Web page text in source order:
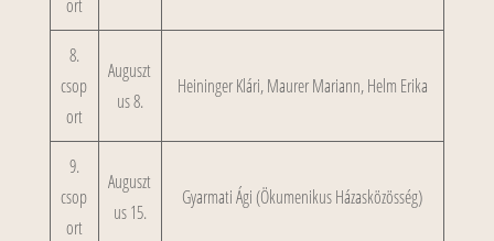
ort
8.
csop
ort
Auguszt
us 8.
Heininger Klári, Maurer Mariann, Helm Erika
9.
csop
ort
Auguszt
us 15.
Gyarmati Ági (Ökumenikus Házasközösség)